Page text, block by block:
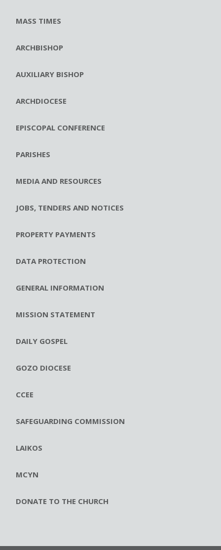
MASS TIMES
ARCHBISHOP
AUXILIARY BISHOP
ARCHDIOCESE
EPISCOPAL CONFERENCE
PARISHES
MEDIA AND RESOURCES
JOBS, TENDERS AND NOTICES
PROPERTY PAYMENTS
DATA PROTECTION
GENERAL INFORMATION
MISSION STATEMENT
DAILY GOSPEL
GOZO DIOCESE
CCEE
SAFEGUARDING COMMISSION
LAIKOS
MCYN
DONATE TO THE CHURCH